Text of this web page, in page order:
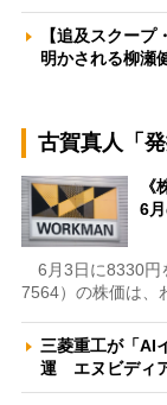
【追及スクー
明かされる柳瀬
古賀真人「
6
6月3日に8330円
7564）の株価は、
三菱重工が「AI
運 エヌビディ